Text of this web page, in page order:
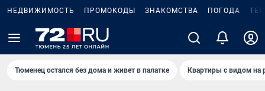
НЕДВИЖИМОСТЬ ПРОМОКОДЫ ЗНАКОМСТВА ПОГОДА
Тюменец остался без дома и живет в палатке Квартиры с видом на